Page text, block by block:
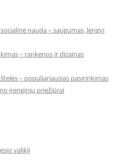
nauda – saugumas, lengvi
– rankenos ir dizainas
– populiariausias pasirinkimas
įrenginių priežiūrai
valiklį